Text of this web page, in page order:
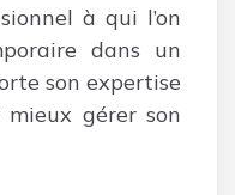
à qui l’on
dans un
son expertise
gérer son